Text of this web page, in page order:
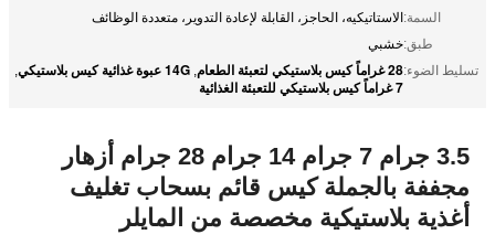
السمة:الاستاتيكيه، الحاجز، القابلة لإعادة التدوير، متعددة الوظائف
طبق:خشبي
تسليط الضوء:28 غراماً كيس بلاستيكي لتعبئة الطعام , 14G عبوة غذائية كيس بلاستيكي ,
7 غراماً كيس بلاستيكي للتعبئة الغذائية
3.5 جرام 7 جرام 14 جرام 28 جرام أزهار
مجففة بالجملة كيس قائم بسحاب تغليف
أغذية بلاستيكية مخصصة من المايلر